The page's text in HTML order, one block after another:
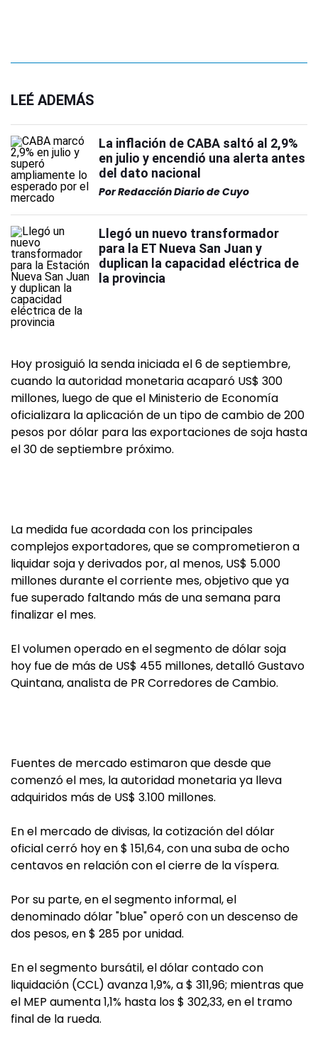
LEÉ ADEMÁS
La inflación de CABA saltó al 2,9%
en julio y encendió una alerta antes
del dato nacional
PorRedacción Diario de Cuyo
Llegó un nuevo transformador
para la ET Nueva San Juan y
duplican la capacidad eléctrica de
la provincia
Hoy prosiguió la senda iniciada el 6 de septiembre,
cuando la autoridad monetaria acaparó US$ 300
millones, luego de que el Ministerio de Economía
oficializara la aplicación de un tipo de cambio de 200
pesos por dólar para las exportaciones de soja hasta
el 30 de septiembre próximo.
La medida fue acordada con los principales
complejos exportadores, que se comprometieron a
liquidar soja y derivados por, al menos, US$ 5.000
millones durante el corriente mes, objetivo que ya
fue superado faltando más de una semana para
finalizar el mes.
El volumen operado en el segmento de dólar soja
hoy fue de más de US$ 455 millones, detalló Gustavo
Quintana, analista de PR Corredores de Cambio.
Fuentes de mercado estimaron que desde que
comenzó el mes, la autoridad monetaria ya lleva
adquiridos más de US$ 3.100 millones.
En el mercado de divisas, la cotización del dólar
oficial cerró hoy en $ 151,64, con una suba de ocho
centavos en relación con el cierre de la víspera.
Por su parte, en el segmento informal, el
denominado dólar "blue" operó con un descenso de
dos pesos, en $ 285 por unidad.
En el segmento bursátil, el dólar contado con
liquidación (CCL) avanza 1,9%, a $ 311,96; mientras que
el MEP aumenta 1,1% hasta los $ 302,33, en el tramo
final de la rueda.